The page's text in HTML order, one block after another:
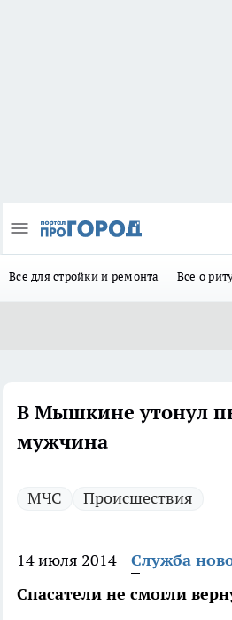
Все для стройки и ремонта Все о
В Мышкине утонул
мужчина
МЧС Происшествия
14 июля 2014
Служба
Спасатели не смогли